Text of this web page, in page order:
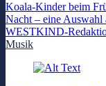
Koala-Kinder beim
Nacht – eine Auswahl
WESTKIND-
Musik